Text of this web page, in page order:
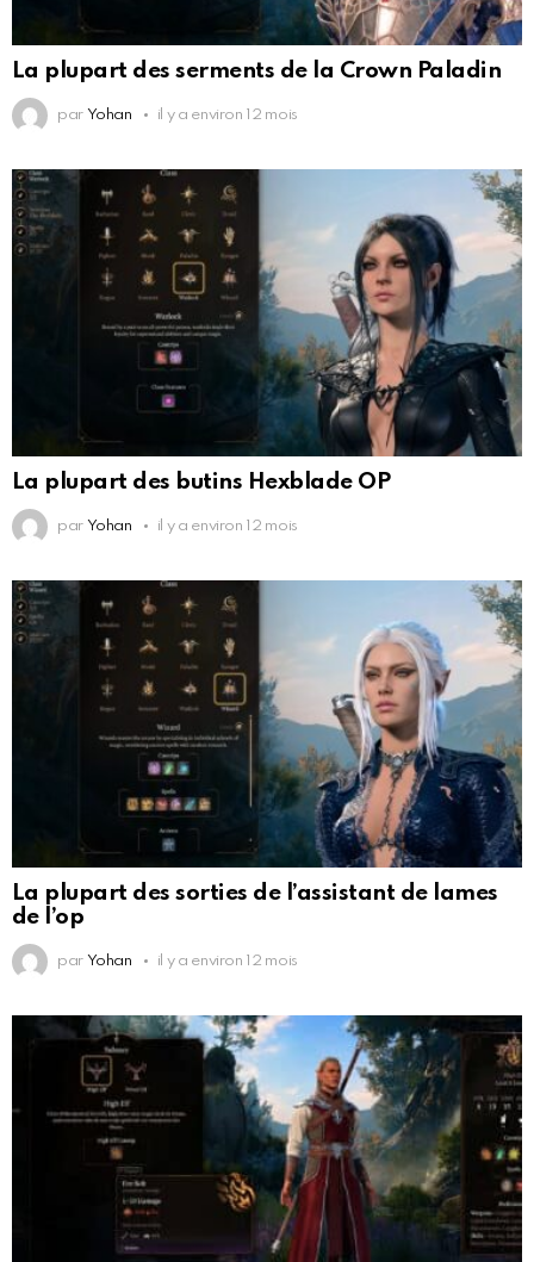
La plupart des serments de la Crown Paladin
par Yohan il y a environ 12 mois
La plupart des butins Hexblade OP
par Yohan il y a environ 12 mois
La plupart des sorties de l’assistant de lames
de l’op
par Yohan il y a environ 12 mois